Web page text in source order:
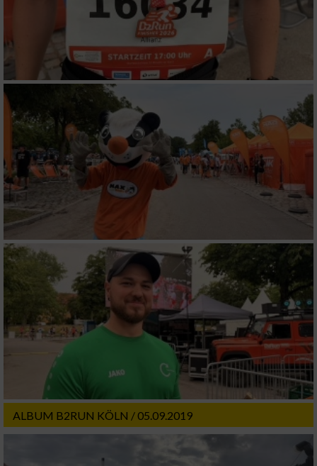
ALBUM B2RUN KÖLN / 05.09.2019
verschiedenen Quellen
Entwicklung und Verbesserung der Angebote
Verwendung reduzierter Daten zur Auswahl
von Inhalten
IAB-Besonderheiten:
Verwendung genauer Standortdaten
Geräte anhand von aktiv angeforderten
Informationen identifizieren
Nicht-IAB-Verarbeitungszwecke:
Notwendig
Performance
Funktional
Werbung